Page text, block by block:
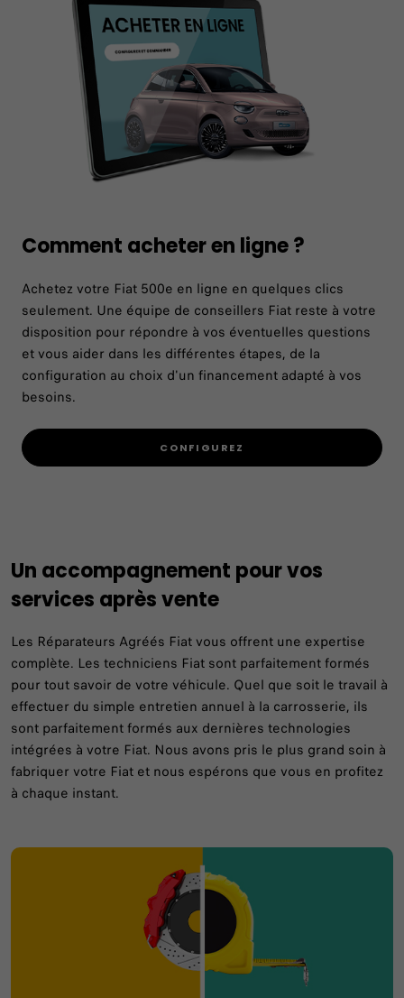
Comment acheter en ligne ?
Achetez votre Fiat 500e en ligne en quelques clics
seulement. Une équipe de conseillers Fiat reste à votre
disposition pour répondre à vos éventuelles questions
et vous aider dans les différentes étapes, de la
configuration au choix d'un financement adapté à vos
besoins.
CONFIGUREZ
Un accompagnement pour vos
services après vente
Les Réparateurs Agréés Fiat vous offrent une expertise
complète. Les techniciens Fiat sont parfaitement formés
pour tout savoir de votre véhicule. Quel que soit le travail à
effectuer du simple entretien annuel à la carrosserie, ils
sont parfaitement formés aux dernières technologies
intégrées à votre Fiat. Nous avons pris le plus grand soin à
fabriquer votre Fiat et nous espérons que vous en profitez
à chaque instant.​